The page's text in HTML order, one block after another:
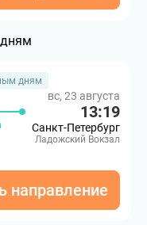
дням
вс, 23 августа
13:19
Санкт-Петербург
Ладожский Вокзал
направление